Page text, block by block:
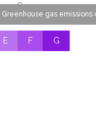
C
gas emissions
E F G